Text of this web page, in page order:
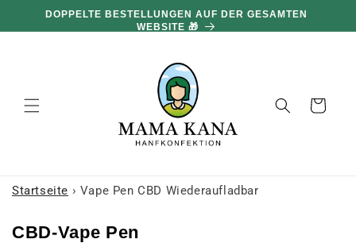
und zum
100 G GRATIS PRO 100 € EINKAUF 🔥
Warenkorb
Startseite › Vape Pen CBD Wiederaufladbar
K
CBD-Vape Pen